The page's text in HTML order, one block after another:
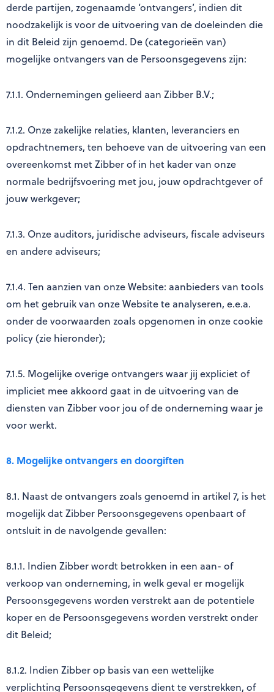
derde partijen, zogenaamde ‘ontvangers’, indien dit
noodzakelijk is voor de uitvoering van de doeleinden die
in dit Beleid zijn genoemd. De (categorieën van)
mogelijke ontvangers van de Persoonsgegevens zijn:
7.1.1. Ondernemingen gelieerd aan Zibber B.V.;
7.1.2. Onze zakelijke relaties, klanten, leveranciers en
opdrachtnemers, ten behoeve van de uitvoering van een
overeenkomst met Zibber of in het kader van onze
normale bedrijfsvoering met jou, jouw opdrachtgever of
jouw werkgever;
7.1.3. Onze auditors, juridische adviseurs, fiscale adviseurs
en andere adviseurs;
7.1.4. Ten aanzien van onze Website: aanbieders van tools
om het gebruik van onze Website te analyseren, e.e.a.
onder de voorwaarden zoals opgenomen in onze cookie
policy (zie hieronder);
7.1.5. Mogelijke overige ontvangers waar jij expliciet of
impliciet mee akkoord gaat in de uitvoering van de
diensten van Zibber voor jou of de onderneming waar je
voor werkt.
8. Mogelijke ontvangers en doorgiften
8.1. Naast de ontvangers zoals genoemd in artikel 7, is het
mogelijk dat Zibber Persoonsgegevens openbaart of
ontsluit in de navolgende gevallen:
8.1.1. Indien Zibber wordt betrokken in een aan- of
verkoop van onderneming, in welk geval er mogelijk
Persoonsgegevens worden verstrekt aan de potentiele
koper en de Persoonsgegevens worden verstrekt onder
dit Beleid;
8.1.2. Indien Zibber op basis van een wettelijke
verplichting Persoonsgegevens dient te verstrekken, of